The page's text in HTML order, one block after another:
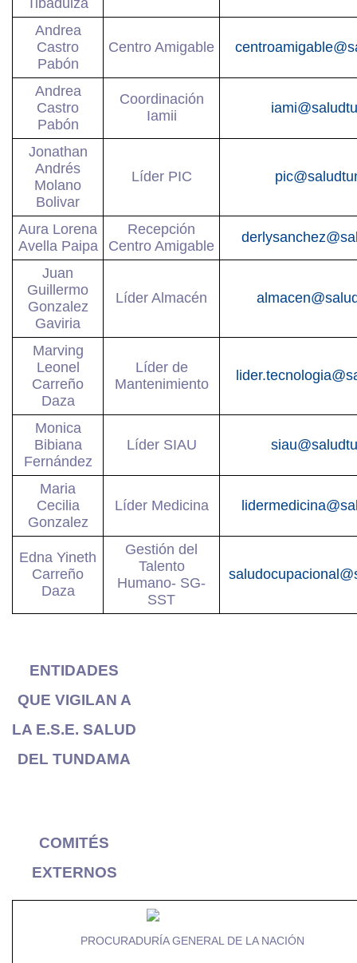
Tibaduiza
Andrea
Castro
Pabón
Centro Amigable
Andrea
Castro
Pabón
Coordinación
Iamii
Jonathan
Andrés
Molano
Bolivar
Líder PIC
Aura Lorena
Avella Paipa
Recepción
Centro Amigable
Juan
Guillermo
Gonzalez
Gaviria
Líder Almacén
Marving
Leonel
Carreño
Daza
Líder de
Mantenimiento
Monica
Bibiana
Fernández
Líder SIAU
Maria
Cecilia
Gonzalez
Líder Medicina
Edna Yineth
Carreño
Daza
Gestión del
Talento
Humano- SG-
SST
ENTIDADES
QUE VIGILAN A
LA E.S.E. SALUD
DEL TUNDAMA
COMITÉS
EXTERNOS
PROCURADURÍA GENERAL DE LA NACIÓN